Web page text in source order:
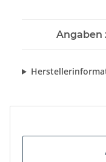
Angaben